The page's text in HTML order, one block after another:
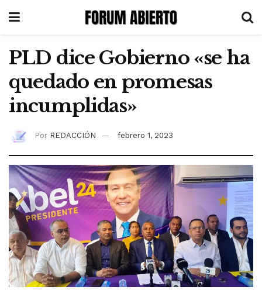
PLD dice Gobierno «se ha
quedado en promesas
incumplidas»
Por REDACCIÓN febrero 1, 2023